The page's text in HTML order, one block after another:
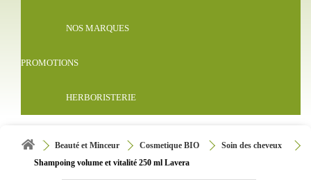
NOS MARQUES
PROMOTIONS
HERBORISTERIE
Beauté et Minceur Cosmetique BIO
Soin des cheveux
Shampoing volume et vitalité 250 ml Lavera